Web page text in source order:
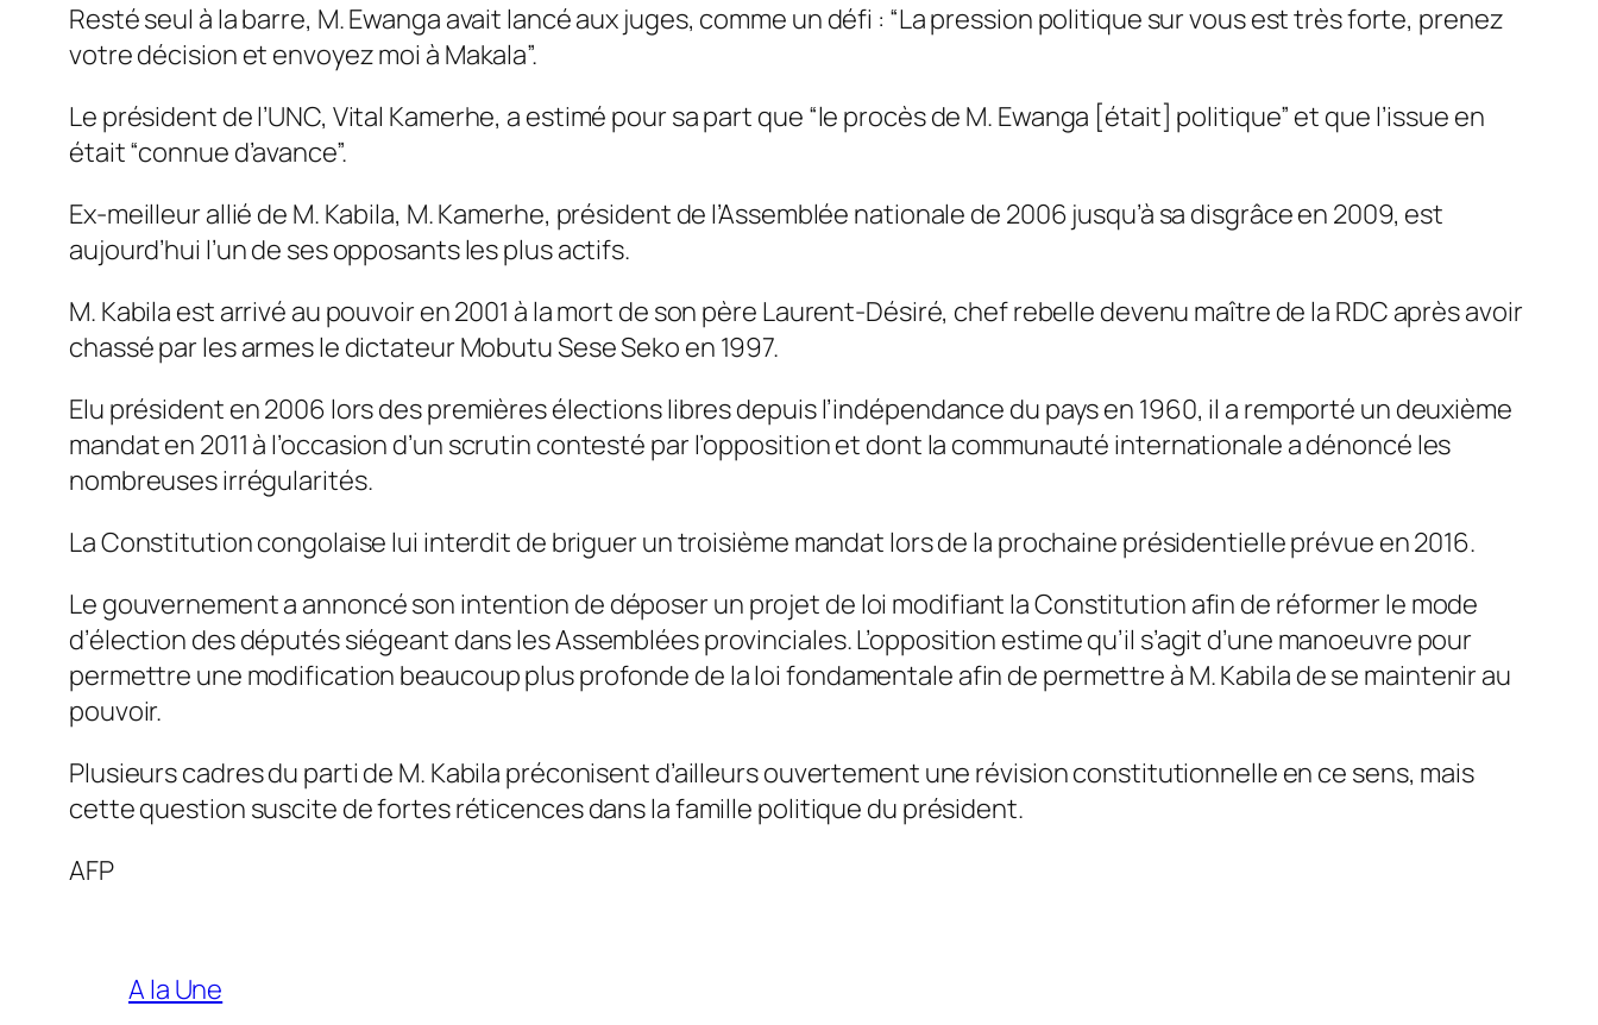
Resté seul à la barre, M. Ewanga avait lancé aux juges, comme un défi : “La pression politique sur vous est très forte, prenez
votre décision et envoyez moi à Makala”.
Le président de l’UNC, Vital Kamerhe, a estimé pour sa part que “le procès de M. Ewanga [était] politique” et que l’issue en
était “connue d’avance”.
Ex-meilleur allié de M. Kabila, M. Kamerhe, président de l’Assemblée nationale de 2006 jusqu’à sa disgrâce en 2009, est
aujourd’hui l’un de ses opposants les plus actifs.
M. Kabila est arrivé au pouvoir en 2001 à la mort de son père Laurent-Désiré, chef rebelle devenu maître de la RDC après avoir
chassé par les armes le dictateur Mobutu Sese Seko en 1997.
Elu président en 2006 lors des premières élections libres depuis l’indépendance du pays en 1960, il a remporté un deuxième
mandat en 2011 à l’occasion d’un scrutin contesté par l’opposition et dont la communauté internationale a dénoncé les
nombreuses irrégularités.
La Constitution congolaise lui interdit de briguer un troisième mandat lors de la prochaine présidentielle prévue en 2016.
Le gouvernement a annoncé son intention de déposer un projet de loi modifiant la Constitution afin de réformer le mode
d’élection des députés siégeant dans les Assemblées provinciales. L’opposition estime qu’il s’agit d’une manoeuvre pour
permettre une modification beaucoup plus profonde de la loi fondamentale afin de permettre à M. Kabila de se maintenir au
pouvoir.
Plusieurs cadres du parti de M. Kabila préconisent d’ailleurs ouvertement une révision constitutionnelle en ce sens, mais
cette question suscite de fortes réticences dans la famille politique du président.
AFP
A la Une